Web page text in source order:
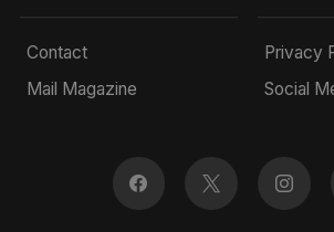
Contact
Mail Magazine
Privacy
Social